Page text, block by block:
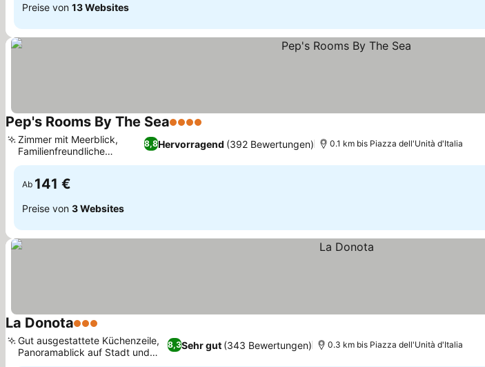
Preise von 13 Websites
Pep's Rooms By The Sea4 Sterne
8,8Hervorragend (392 Bewertungen)
Zimmer mit Meerblick,
Familienfreundliche
Unterkünfte
0.1 km bis Piazza dell'Unità d'Italia
Ab 141 €
Preise von 3 Websites
La Donota3 Sterne
8,3Sehr gut (343 Bewertungen)
Gut ausgestattete Küchenzeile,
Panoramablick auf Stadt und
Park
0.3 km bis Piazza dell'Unità d'Italia